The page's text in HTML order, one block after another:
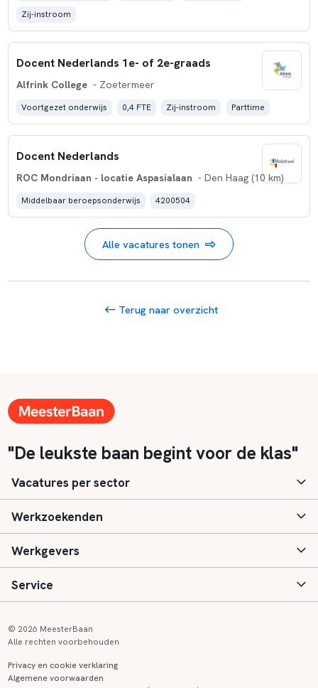
Zij-instroom
Docent Nederlands 1e- of 2e-graads
Alfrink College - Zoetermeer
Voortgezet onderwijs 0,4 FTE Zij-instroom Parttime
Docent Nederlands
ROC Mondriaan - locatie Aspasialaan - Den Haag (10 km)
Middelbaar beroepsonderwijs 4200504
Alle vacatures tonen
Terug naar overzicht
"De leukste baan begint voor de klas"
Vacatures per sector
Basisonderwijs
Speciaal (basis) onderwijs
Voortgezet onderwijs
Werkzoekenden
Aanmelden
Vacatures
Werkgevers
Inloggen
Service
© 2026 MeesterBaan
Alle rechten voorbehouden
Privacy en cookie verklaring
Algemene voorwaarden